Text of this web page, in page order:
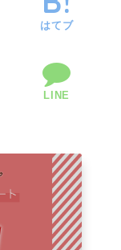
はてブ
LINE